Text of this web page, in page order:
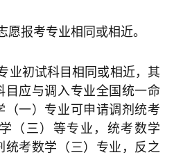
愿报考专业相同或相近。
业初试科目相同或相近，其
目应与调入专业全国统一命
（一）专业可申请调剂统考
（三）等专业，统考数学
统考数学（三）专业，反之